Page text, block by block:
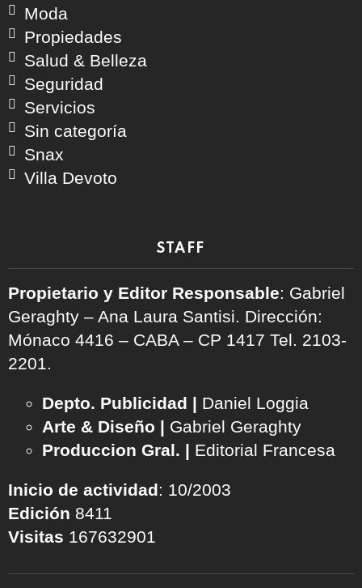
Moda
Propiedades
Salud & Belleza
Seguridad
Servicios
Sin categoría
Snax
Villa Devoto
STAFF
Propietario y Editor Responsable: Gabriel
Geraghty – Ana Laura Santisi. Dirección:
Mónaco 4416 – CABA – CP 1417 Tel. 2103-
2201.
Depto. Publicidad | Daniel Loggia
Arte & Diseño | Gabriel Geraghty
Produccion Gral. | Editorial Francesa
Inicio de actividad: 10/2003
Edición 8411
Visitas 167632901